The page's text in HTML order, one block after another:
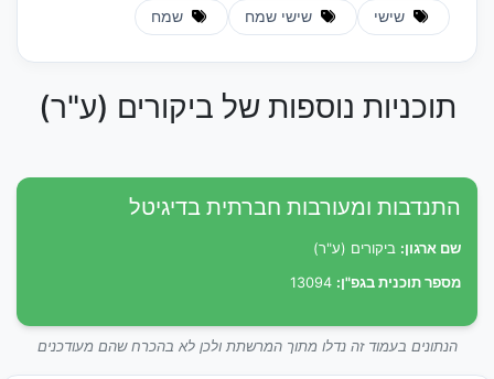
שישי שישי שמח שמח
תוכניות נוספות של ביקורים (ע"ר)
התנדבות ומעורבות חברתית בדיגיטל
שם ארגון: ביקורים (ע"ר)
מספר תוכנית בגפ"ן:
הנתונים בעמוד זה נדלו מתוך המרשתת ולכן לא בהכרח שהם מעודכנים